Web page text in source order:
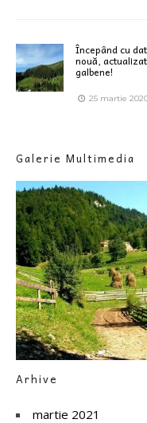
Începând cu
nouă,
galbene!
25 martie
Galerie Multimedia
Arhive
martie 2021